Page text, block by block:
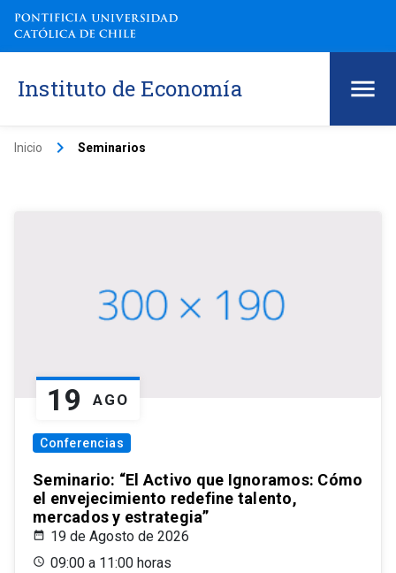
Instituto de Economía
Inicio keyboard_arrow_right Seminarios
19 AGO
Conferencias
Seminario: “El Activo que Ignoramos: Cómo
el envejecimiento redefine talento,
mercados y estrategia”
19 de Agosto de 2026
09:00 a 11:00 horas